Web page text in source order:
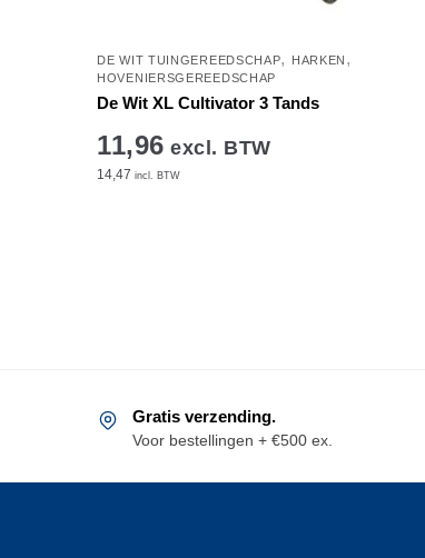
DE WIT TUINGEREEDSCHAP, HARKEN ,
HOVENIERSGEREEDSCHAP
De Wit XL Cultivator 3 Tands
11,96 excl. BTW
14,47 incl. BTW
Gratis verzending.
Voor bestellingen + €500 ex.